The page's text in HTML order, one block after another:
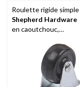
Roulette rigide simple
Shepherd Hardware
en caoutchouc,